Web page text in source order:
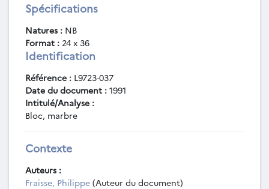
Spécifications
Natures : NB
Format : 24 x 36
Identification
Référence : L9723-037
Date du document : 1991
Intitulé/Analyse :
Bloc, marbre
Contexte
Auteurs :
Fraisse, Philippe (Auteur du document)